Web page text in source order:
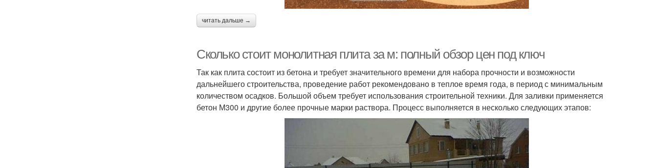
читать дальше →
Сколько стоит монолитная плита за м: полный обзор цен под ключ
Так как плита состоит из бетона и требует значительного времени для набора прочности и возможности
дальнейшего строительства, проведение работ рекомендовано в теплое время года, в период с минимальным
количеством осадков. Большой объем требует использования строительной техники. Для заливки применяется
бетон М300 и другие более прочные марки раствора. Процесс выполняется в несколько следующих этапов: